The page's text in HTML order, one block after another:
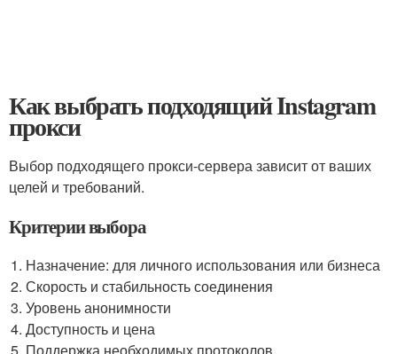
Как выбрать подходящий Instagram
прокси
Выбор подходящего прокси-сервера зависит от ваших
целей и требований.
Критерии выбора
Назначение: для личного использования или бизнеса
Скорость и стабильность соединения
Уровень анонимности
Доступность и цена